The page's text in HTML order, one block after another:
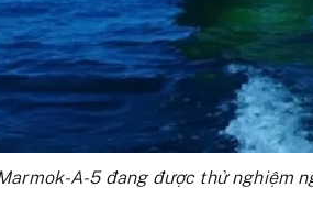
A-5 đang được thử nghiệm